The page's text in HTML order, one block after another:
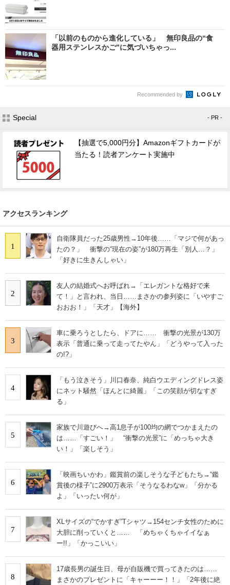
「以前のものから進化している」 無印良品の“食
器用ステンレスかご”に気づいちゃっ...
Recommended by
Special - PR -
【抽選で5,000円分】Amazonギフトカードが
当たる！読者アンケート実施中
アクセスランキング
1
自衛隊員だった25歳男性→10年後……「マジで何があっ
たの？」 衝撃の“現在の姿”が180万再生「別人…？」
「好きに生きんしゃい」
2
友人の結婚式へお呼ばれ→「エレガントな格好で来
て！」と言われ、当日……まさかの参列姿に「いやすご
おおお！」「天才」【海外】
3
車に乗ろうとしたら、ドアに…… 衝撃の光景が130万
表示「普通に乗って走ってたやん」「どうやって入った
の!?」
4
「もう泣きそう」川口春奈、純白ウエディングドレス姿
にネット騒然「ほんとに綺麗」「この笑顔が切なすぎ
る」
5
家族で川遊びへ→高1息子が100均の網でつかまえたの
は……「すごい！」 “衝撃の光景”に「めっちゃ大き
い！」「楽しそう」
6
「映画ちいかわ」鑑賞前の楽しそうな子どもたち→“鑑
賞後の様子”に2900万表示「そうなるわなw」「分かる
よ」「いったい何が」
7
XLサイズの“でかすぎ”Tシャツ→154センチ女性のために
大胆に削っていくと…… 「めちゃくちゃイイなぁ
ー!!」「かっこいい」
8
17歳長男の誕生日、母が自販機で買ってきたのは……
まさかのプレゼントに「キャーーー！！」「2年後に絶